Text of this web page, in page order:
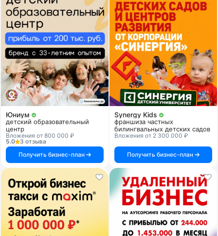
Юниум
детский образовательный
центр
Вложения от 800 000 ₽
5.0
3 отзыва
Получить бизнес-план
Synergy Kids
франшиза частных
билингвальных детских садов
Вложения от 2 300 000 ₽
Получить бизнес-план